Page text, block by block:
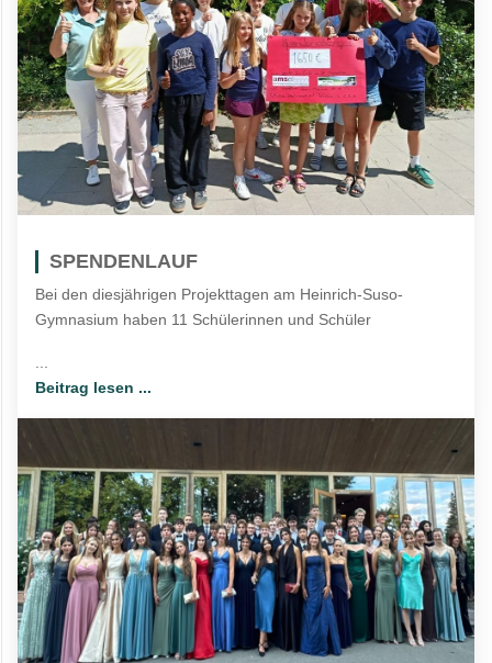
SPENDENLAUF
Bei den diesjährigen Projekttagen am Heinrich-Suso-
Gymnasium haben 11 Schülerinnen und Schüler
Beitrag lesen ...